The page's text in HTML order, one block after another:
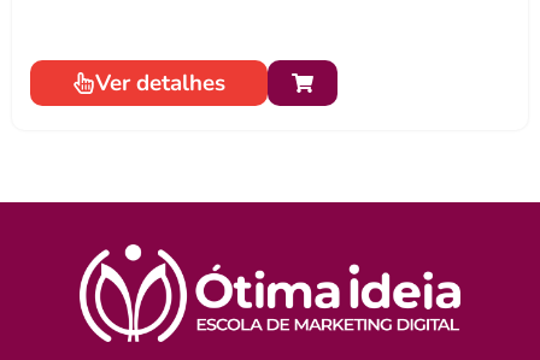
Ver detalhes